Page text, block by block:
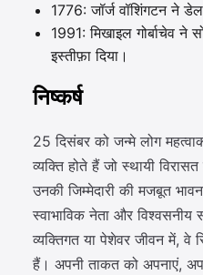
1776: जॉर्ज वॉशिंगटन ने
1991: मिखाइल गोर्बाचेव ने
इस्तीफ़ा दिया।
निष्कर्ष
25 दिसंबर को जन्मे लोग
व्यक्ति होते हैं जो स्थायी
उनकी जिम्मेदारी की मजबूत
स्वाभाविक नेता और विश्वसनीय
व्यक्तिगत या पेशेवर जीवन में, वे
हैं। अपनी ताकत को अपनाएं,